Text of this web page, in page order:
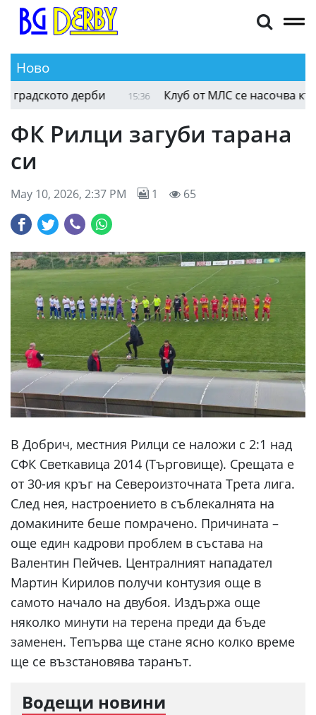
Ново
дерби Клуб от МЛС се насочва към
ФК Рилци загуби тарана
си
May 10, 2026, 2:37 PM 1 65
В Добрич, местния Рилци се наложи с 2:1 над
СФК Светкавица 2014 (Търговище). Срещата е
от 30-ия кръг на Североизточната Трета лига.
След нея, настроението в съблекалнята на
домакините беше помрачено. Причината –
още един кадрови проблем в състава на
Валентин Пейчев. Централният нападател
Мартин Кирилов получи контузия още в
самото начало на двубоя. Издържа още
няколко минути на терена преди да бъде
заменен. Тепърва ще стане ясно колко време
ще се възстановява таранът.
Водещи новини